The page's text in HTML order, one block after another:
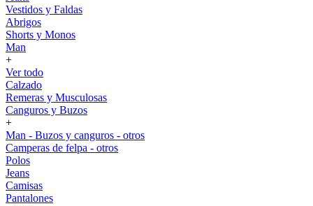
Vestidos y Faldas
Abrigos
Shorts y Monos
Man
+
Ver todo
Calzado
Remeras y Musculosas
Canguros y Buzos
+
Man - Buzos y canguros - otros
Camperas de felpa - otros
Polos
Jeans
Camisas
Pantalones